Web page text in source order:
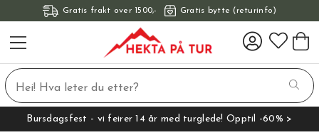
Gratis frakt over 1500,- Gratis bytte (returinfo)
Bursdagsfest - vi feirer 14 år med turglede! Opptil -60% >